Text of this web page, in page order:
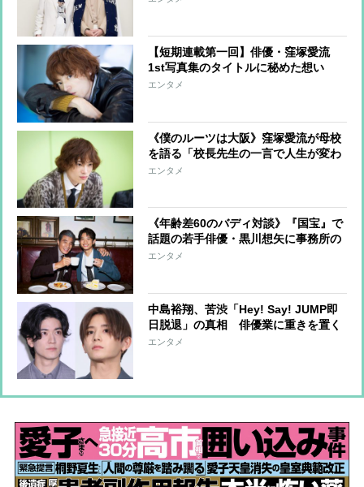
【短期連載第一回】俳優・窪塚愛流
1st写真集のタイトルに秘めた想い
「“オシャレ”に目覚めたきっかけの愛
エンタメ
《僕のルーツは大阪》窪塚愛流が母校
を語る「校長先生の一言で人生が変わ
った」【短期連載第2回】
エンタメ
《年齢差60のバディ対談》『国宝』で
話題の若手俳優・黒川想矢に事務所の
大先輩・舘ひろし「これ以上お芝居が
エンタメ
中島裕翔、苦渋「Hey! Say! JUMP即
日脱退」の真相 俳優業に重きを置く
なかで抱いたアイドル扱いへ複雑な思
エンタメ